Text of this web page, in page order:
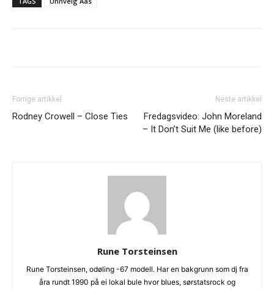
Forrige artikkel
Rodney Crowell – Close Ties
Neste artikkel
Fredagsvideo: John Moreland
– It Don’t Suit Me (like before)
Rune Torsteinsen
Rune Torsteinsen, odøling -67 modell. Har en bakgrunn som dj fra
åra rundt 1990 på ei lokal bule hvor blues, sørstatsrock og